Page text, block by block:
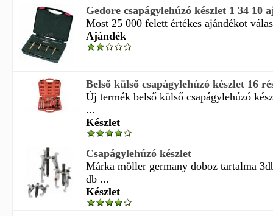
Gedore csapágylehúzó készlet 1 34 10
Most 25 000 felett értékes ajándékot
Ajándék
Belső külső csapágylehúzó készlet 16
Új termék belső külső csapágylehúzó
...
Készlet
Csapágylehúzó készlet
Márka möller germany doboz tartalma
db ...
Készlet